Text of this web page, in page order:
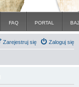
FAQ PORTAL
Zaloguj się
Zarejestruj się